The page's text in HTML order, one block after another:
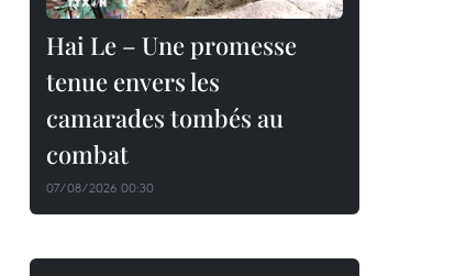
Hai Le – Une promesse
tenue envers les
camarades tombés au
combat
07/08/2026 00:30